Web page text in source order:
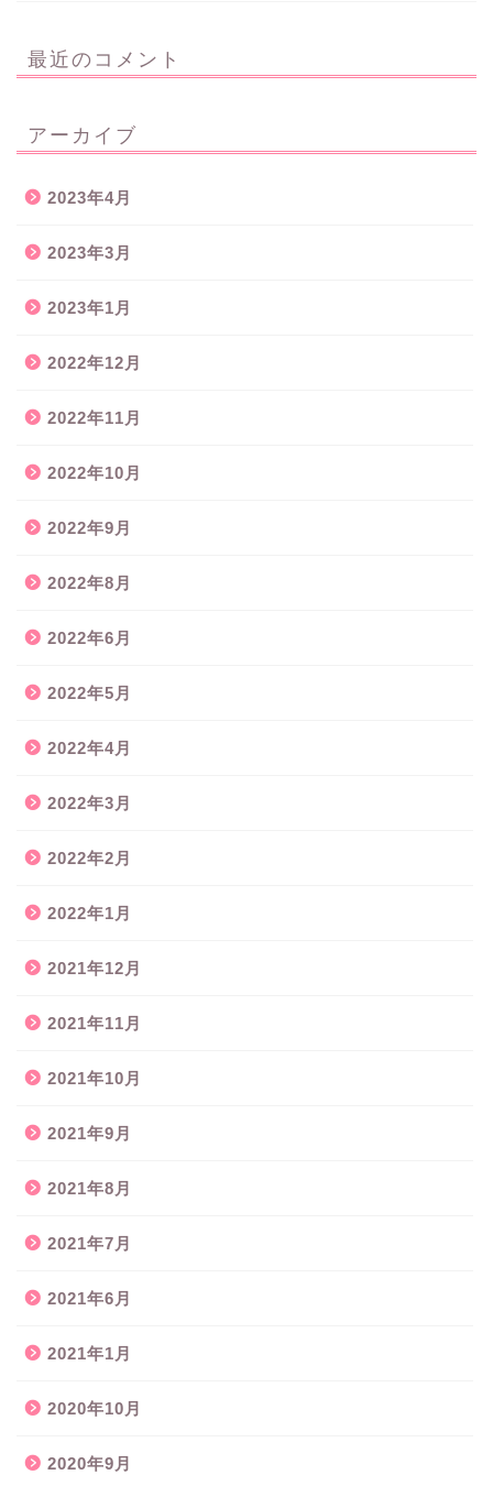
最近のコメント
アーカイブ
2023年4月
2023年3月
2023年1月
2022年12月
2022年11月
2022年10月
2022年9月
2022年8月
2022年6月
2022年5月
2022年4月
2022年3月
2022年2月
2022年1月
2021年12月
2021年11月
2021年10月
2021年9月
2021年8月
2021年7月
2021年6月
2021年1月
2020年10月
2020年9月